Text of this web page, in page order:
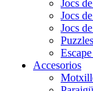
Jocs
Jocs
Jocs
Accesorios